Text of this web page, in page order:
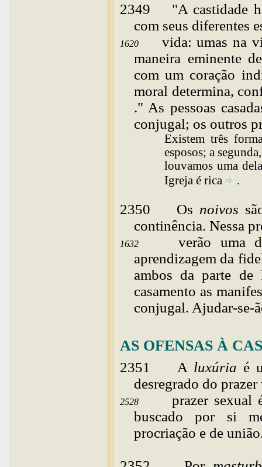
2349 "A castidade
com seus diferentes
1620 vida: umas na
maneira eminente
com um coração
moral determina,
." As pessoas
conjugal; os outros
Existem três
esposos; a
louvamos uma
Igreja é rica .
2350 Os noivos
continência. Nessa
1632verão uma
aprendizagem da
ambos da parte de
casamento as
conjugal. Ajudar-se-
AS OFENSAS À
2351 A luxúria é
desregrado do
2528prazer sexual
buscado por si
procriação e de